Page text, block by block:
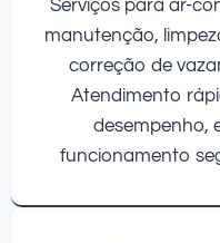
Serviços para ar-
manutenção,
correção de
Atendimento
desempenho,
funcionamento